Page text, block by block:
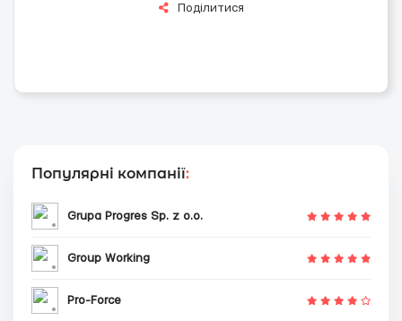
Поділитися
Популярні компанії:
Grupa Progres Sp. z o.o.
Group Working
Pro-Force